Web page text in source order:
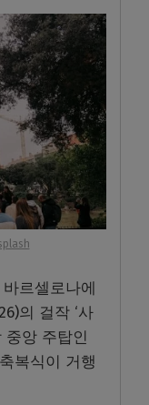
르셀로나에
의 걸작 ‘사
중앙 주탑인
복식이 거행